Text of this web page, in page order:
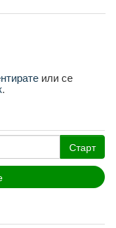
или се
.
Старт